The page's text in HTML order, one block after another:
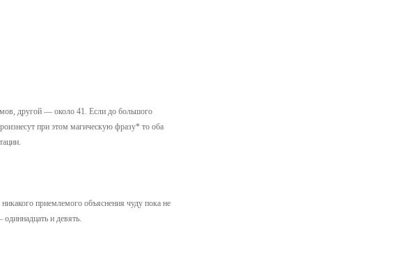
другой — около 41. Если до большого
при этом магическую фразу* то оба
приемлемого объяснения чуду пока не
и девять.